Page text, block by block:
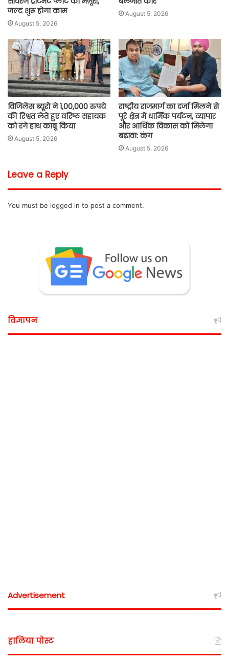
जल्द शुरू होगा काम
August 5, 2026
August 5, 2026
विजिलेंस ब्यूरो ने 1,00,000 रुपये
की रिश्वत लेते हुए वरिष्ठ सहायक
को रंगे हाथ काबू किया
August 5, 2026
राष्ट्रीय राजमार्ग का दर्जा मिलने से
पूरे क्षेत्र में धार्मिक पर्यटन, व्यापार
और आर्थिक विकास को मिलेगा
बढ़ावा: कंग
August 5, 2026
Leave a Reply
You must be logged in to post a comment.
विज्ञापन
Advertisement
हालिया पोस्ट